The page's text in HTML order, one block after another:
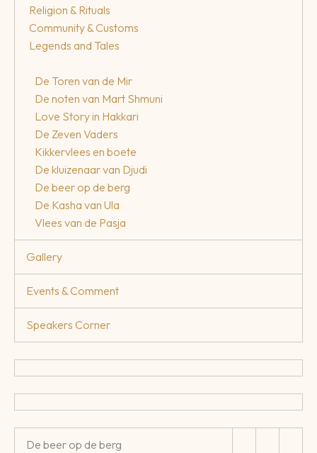
Religion & Rituals
Community & Customs
Legends and Tales
De Toren van de Mir
De noten van Mart Shmuni
Love Story in Hakkari
De Zeven Vaders
Kikkervlees en boete
De kluizenaar van Djudi
De beer op de berg
De Kasha van Ula
Vlees van de Pasja
Gallery
Events & Comment
Speakers Corner
De beer op de berg